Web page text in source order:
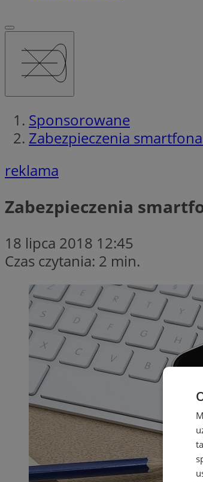
Sponsorowane
Zabezpieczenia
reklama
Zabezpieczenia
18 lipca 2018 12:45
Czas czytania: 2 min.